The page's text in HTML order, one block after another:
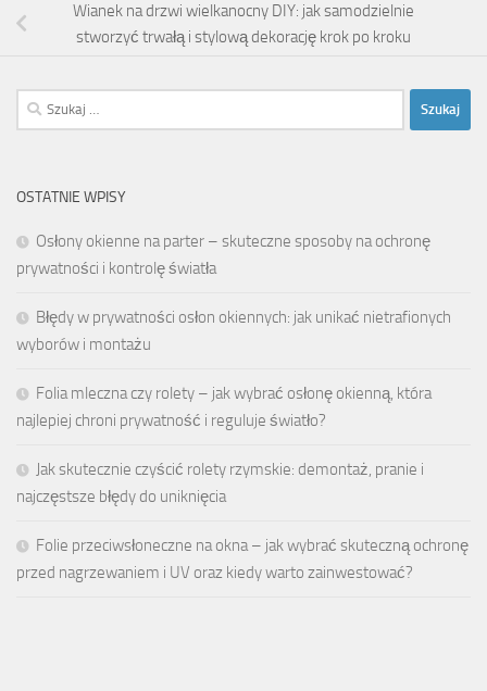
Wianek na drzwi wielkanocny DIY: jak samodzielnie
stworzyć trwałą i stylową dekorację krok po kroku
Szukaj:
OSTATNIE WPISY
Osłony okienne na parter – skuteczne sposoby na ochronę
prywatności i kontrolę światła
Błędy w prywatności osłon okiennych: jak unikać nietrafionych
wyborów i montażu
Folia mleczna czy rolety – jak wybrać osłonę okienną, która
najlepiej chroni prywatność i reguluje światło?
Jak skutecznie czyścić rolety rzymskie: demontaż, pranie i
najczęstsze błędy do uniknięcia
Folie przeciwsłoneczne na okna – jak wybrać skuteczną ochronę
przed nagrzewaniem i UV oraz kiedy warto zainwestować?